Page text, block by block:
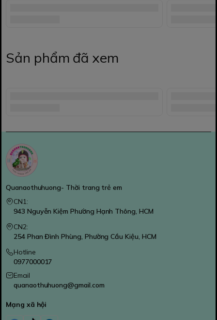
Sản phẩm đã xem
Quanaothuhuong- Thời trang trẻ em
CN1:
943 Nguyễn Kiệm Phường Hạnh Thông, HCM
CN2:
254 Phan Đình Phùng, Phường Cầu Kiệu, HCM
Hotline
0977000017
Email
quanaothuhuong@gmail.com
Mạng xã hội